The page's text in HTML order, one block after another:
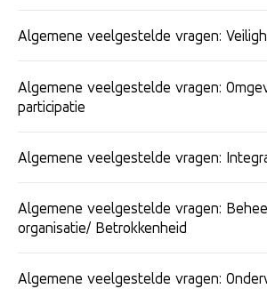
Algemene veelgestelde vragen:
Algemene veelgestelde vragen:
participatie
Algemene veelgestelde vragen:
Algemene veelgestelde vragen:
organisatie/ Betrokkenheid
Algemene veelgestelde vragen: